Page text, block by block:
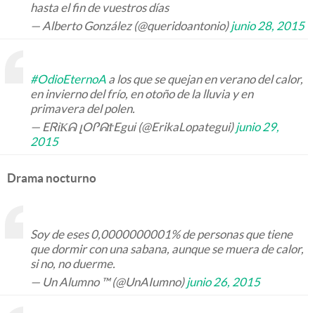
hasta el fin de vuestros días
— Alberto González (@queridoantonio)junio 28, 2015
#OdioEternoA a los que se quejan en verano del calor,
en invierno del frío, en otoño de la lluvia y en
primavera del polen.
— EᏒᎥКᕱ լOᎵᕱϮEguᎥ (@ErikaLopategui)junio 29,
2015
Drama nocturno
Soy de eses 0,0000000001% de personas que tiene
que dormir con una sabana, aunque se muera de calor,
si no, no duerme.
— Un Alumno ™ (@UnAIumno)junio 26, 2015